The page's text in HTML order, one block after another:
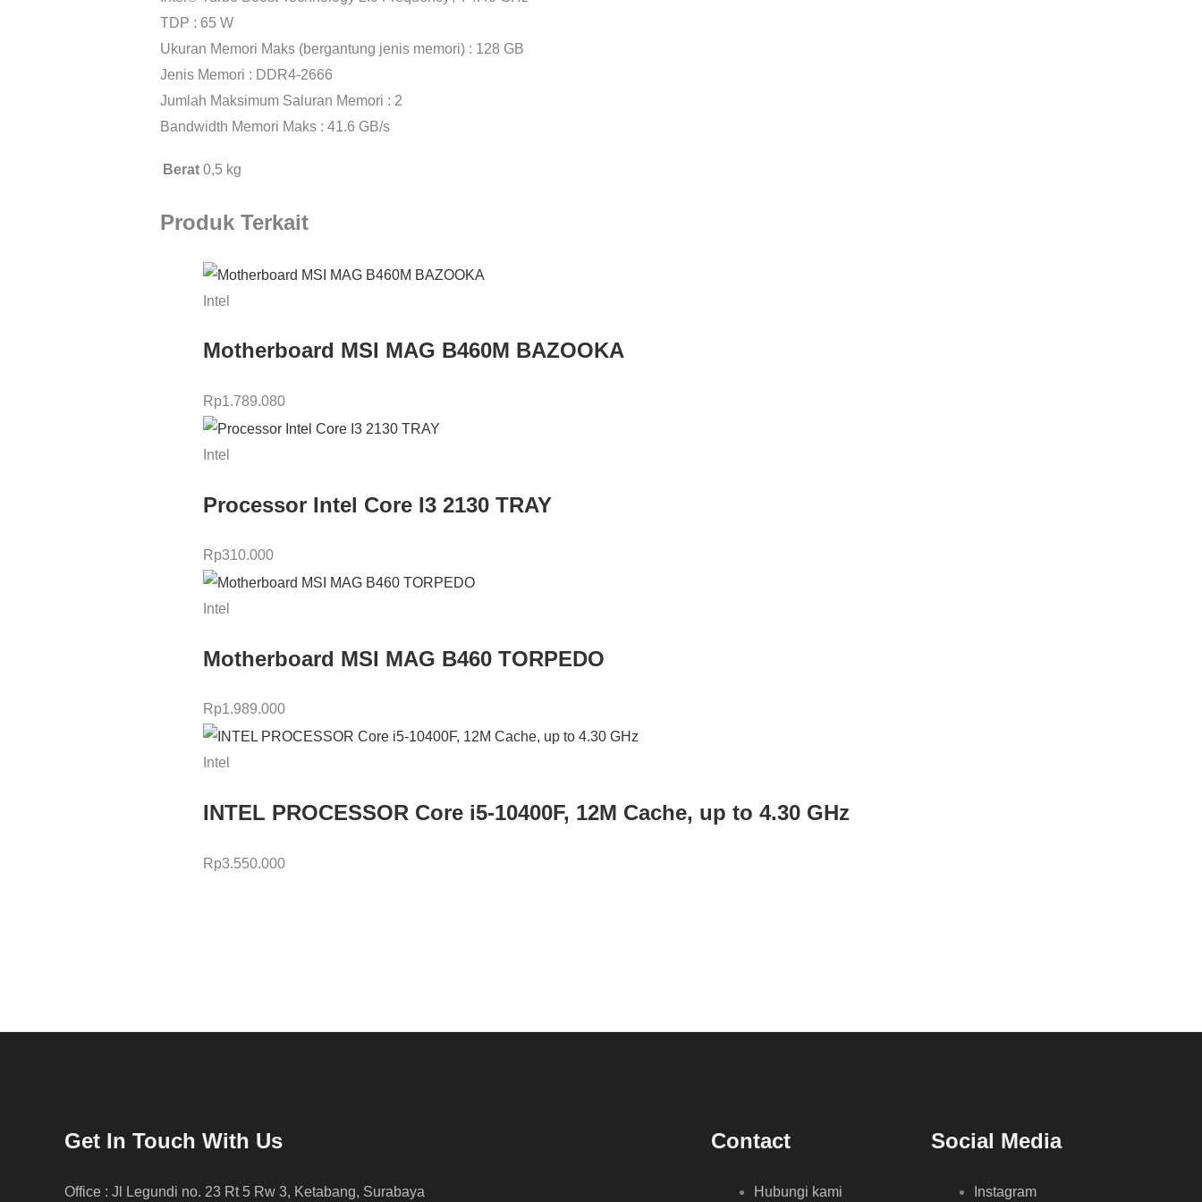
TDP : 65 W
Ukuran Memori Maks (bergantung jenis memori) : 128 GB
Jenis Memori : DDR4-2666
Jumlah Maksimum Saluran Memori : 2
Bandwidth Memori Maks : 41.6 GB/s
Berat 0,5 kg
Produk Terkait
Intel
Motherboard MSI MAG B460M BAZOOKA
Rp1.789.080
Intel
Processor Intel Core I3 2130 TRAY
Rp310.000
Intel
Motherboard MSI MAG B460 TORPEDO
Rp1.989.000
Intel
INTEL PROCESSOR Core i5-10400F, 12M Cache, up to 4.30 GHz
Rp3.550.000
Get In Touch With Us
Office : Jl Legundi no. 23 Rt 5 Rw 3, Ketabang, Surabaya
Contact
Hubungi kami
Social Media
Instagram